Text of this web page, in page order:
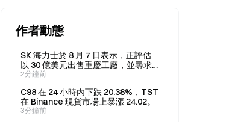
作者動態
SK 海力士於 8 月 7 日表示，正評估
以 30 億美元出售重慶工廠，並尋求
投資者。
2分鐘前
C98 在 24 小時內下跌 20.38%，TST
在 Binance 現貨市場上暴漲 24.02。
3分鐘前